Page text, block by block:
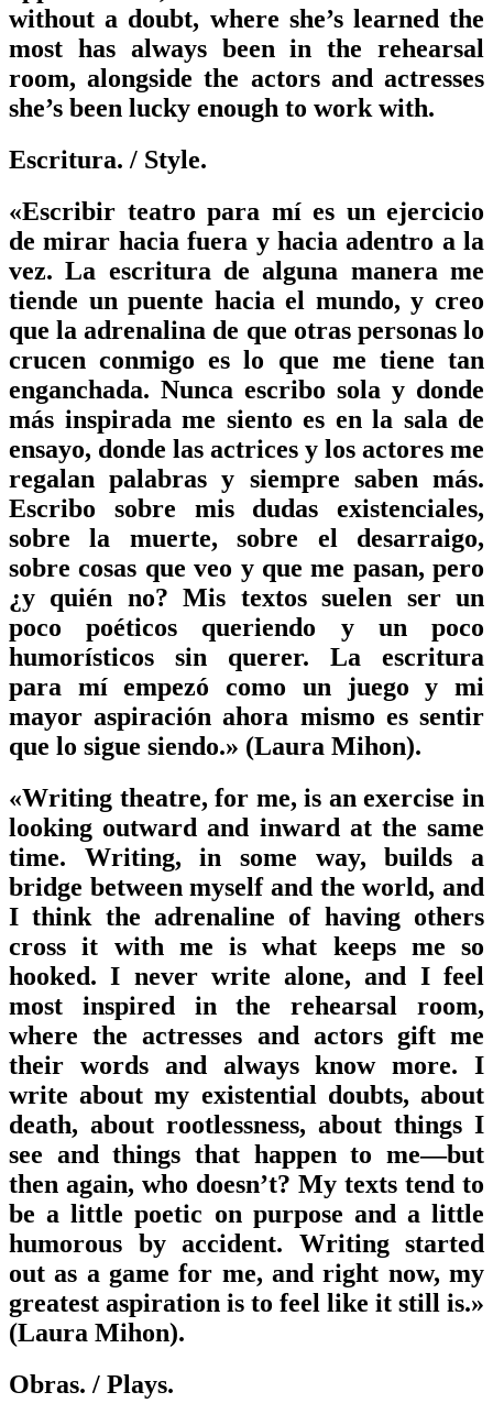
without a doubt, where she’s learned the
most has always been in the rehearsal
room, alongside the actors and actresses
she’s been lucky enough to work with.
Escritura. / Style.
«Escribir teatro para mí es un ejercicio
de mirar hacia fuera y hacia adentro a la
vez. La escritura de alguna manera me
tiende un puente hacia el mundo, y creo
que la adrenalina de que otras personas lo
crucen conmigo es lo que me tiene tan
enganchada. Nunca escribo sola y donde
más inspirada me siento es en la sala de
ensayo, donde las actrices y los actores me
regalan palabras y siempre saben más.
Escribo sobre mis dudas existenciales,
sobre la muerte, sobre el desarraigo,
sobre cosas que veo y que me pasan, pero
¿y quién no? Mis textos suelen ser un
poco poéticos queriendo y un poco
humorísticos sin querer. La escritura
para mí empezó como un juego y mi
mayor aspiración ahora mismo es sentir
que lo sigue siendo.» (Laura Mihon).
«Writing theatre, for me, is an exercise in
looking outward and inward at the same
time. Writing, in some way, builds a
bridge between myself and the world, and
I think the adrenaline of having others
cross it with me is what keeps me so
hooked. I never write alone, and I feel
most inspired in the rehearsal room,
where the actresses and actors gift me
their words and always know more. I
write about my existential doubts, about
death, about rootlessness, about things I
see and things that happen to me—but
then again, who doesn’t? My texts tend to
be a little poetic on purpose and a little
humorous by accident. Writing started
out as a game for me, and right now, my
greatest aspiration is to feel like it still is.»
(Laura Mihon).
Obras. / Plays.